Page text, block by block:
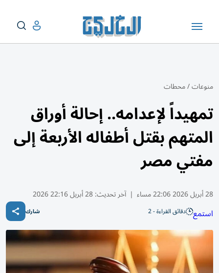
منوعات/محطات
تمهيداً لإعدامه.. إحالة أوراق
المتهم بقتل أطفاله الأربعة إلى
مفتي مصر
28 أبريل 2026 22:06 مساء | آخر تحديث:28 أبريل 22:16 2026
استمع دقائق القراءة - 2 شارك